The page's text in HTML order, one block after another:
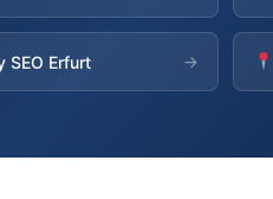
SEO Erfurt →